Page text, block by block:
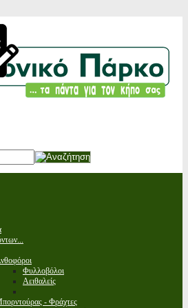
Φυλλοβόλοι
Αειθαλείς
- Φράχτες